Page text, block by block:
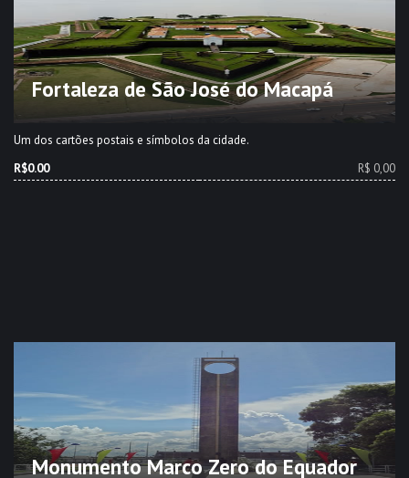
Fortaleza de São José do Macapá
Um dos cartões postais e símbolos da cidade.
R$0.00
R$ 0,00
Monumento Marco Zero do Equador